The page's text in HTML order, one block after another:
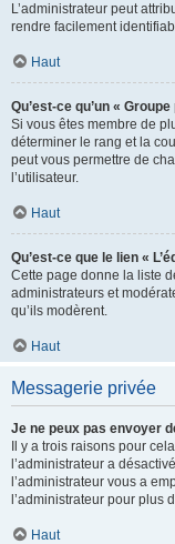
L’administrateur peut
rendre facilement
Haut
Qu’est-ce qu’un «
Si vous êtes membre de
déterminer le rang et la
peut vous permettre de
l’utilisateur.
Haut
Qu’est-ce que le lien «
Cette page donne la liste
administrateurs et
qu’ils modèrent.
Haut
Messagerie privée
Je ne peux pas envoyer
Il y a trois raisons pour
l’administrateur a
l’administrateur vous a
l’administrateur pour plus
Haut